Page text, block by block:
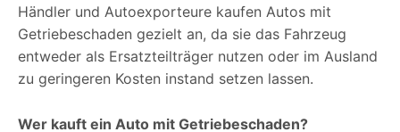
Händler und Autoexporteure kaufen Autos mit
Getriebeschaden gezielt an, da sie das Fahrzeug
entweder als Ersatzteilträger nutzen oder im Ausland
zu geringeren Kosten instand setzen lassen.
Wer kauft ein Auto mit Getriebeschaden?